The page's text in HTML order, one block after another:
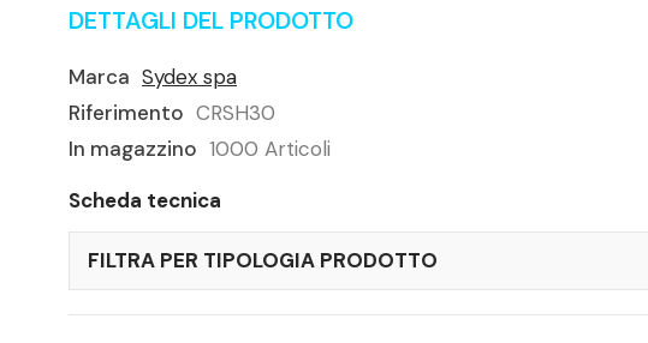
DETTAGLI DEL PRODOTTO
Marca Sydex spa
Riferimento CRSH30
In magazzino 1000 Articoli
Scheda tecnica
FILTRA PER TIPOLOGIA PRODOTTO